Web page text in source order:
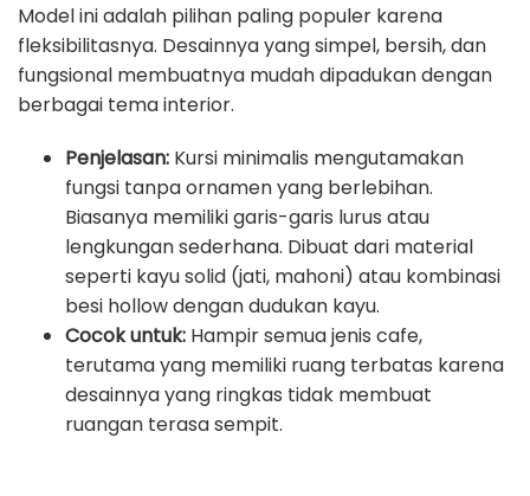
Model ini adalah pilihan paling populer karena
fleksibilitasnya. Desainnya yang simpel, bersih, dan
fungsional membuatnya mudah dipadukan dengan
berbagai tema interior.
Penjelasan: Kursi minimalis mengutamakan
fungsi tanpa ornamen yang berlebihan.
Biasanya memiliki garis-garis lurus atau
lengkungan sederhana. Dibuat dari material
seperti kayu solid (jati, mahoni) atau kombinasi
besi hollow dengan dudukan kayu.
Cocok untuk: Hampir semua jenis cafe,
terutama yang memiliki ruang terbatas karena
desainnya yang ringkas tidak membuat
ruangan terasa sempit.